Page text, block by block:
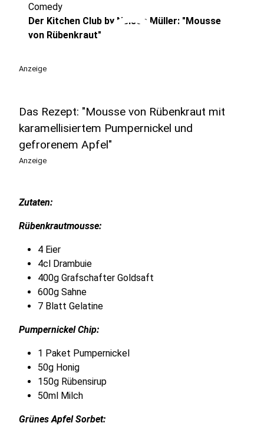
play_circle
Comedy
Der Kitchen Club by Nelson Müller: "Mousse
von Rübenkraut"
Anzeige
Das Rezept: "Mousse von Rübenkraut mit
karamellisiertem Pumpernickel und
gefrorenem Apfel"
Anzeige
Zutaten:
Rübenkrautmousse:
4 Eier
4cl Drambuie
400g Grafschafter Goldsaft
600g Sahne
7 Blatt Gelatine
Pumpernickel Chip:
1 Paket Pumpernickel
50g Honig
150g Rübensirup
50ml Milch
Grünes Apfel Sorbet: